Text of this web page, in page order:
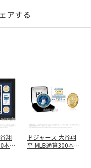
アする
翔
本塁
ドジャース 大谷翔
平 MLB通算300本塁